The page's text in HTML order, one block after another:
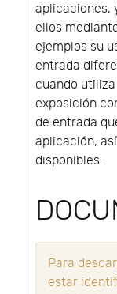
aplicaciones,
ellos
ejemplos su
entrada
cuando
exposición
de entrada
aplicación,
disponibles.
Para
estar